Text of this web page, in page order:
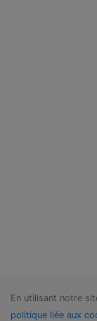
En utilisant notre
politique liée aux